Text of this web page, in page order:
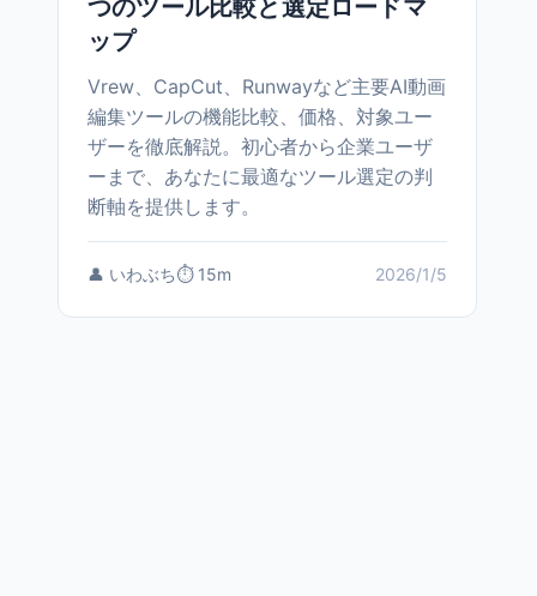
つのツール比較と選定ロードマ
ップ
Vrew、CapCut、Runwayなど主要AI動画
編集ツールの機能比較、価格、対象ユー
ザーを徹底解説。初心者から企業ユーザ
ーまで、あなたに最適なツール選定の判
断軸を提供します。
👤 いわぶち⏱️ 15m 2026/1/5